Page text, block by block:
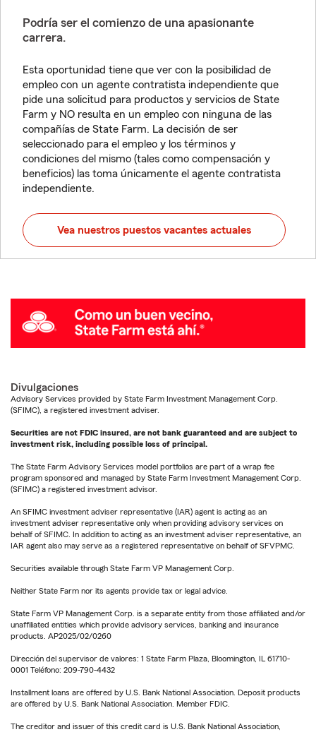
Podría ser el comienzo de una apasionante
carrera.
Esta oportunidad tiene que ver con la posibilidad de
empleo con un agente contratista independiente que
pide una solicitud para productos y servicios de State
Farm y NO resulta en un empleo con ninguna de las
compañías de State Farm. La decisión de ser
seleccionado para el empleo y los términos y
condiciones del mismo (tales como compensación y
beneficios) las toma únicamente el agente contratista
independiente.
Vea nuestros puestos vacantes actuales
Divulgaciones
Advisory Services provided by State Farm Investment Management Corp.
(SFIMC), a registered investment adviser.
Securities are not FDIC insured, are not bank guaranteed and are subject to
investment risk, including possible loss of principal.
The State Farm Advisory Services model portfolios are part of a wrap fee
program sponsored and managed by State Farm Investment Management Corp.
(SFIMC) a registered investment advisor.
An SFIMC investment adviser representative (IAR) agent is acting as an
investment adviser representative only when providing advisory services on
behalf of SFIMC. In addition to acting as an investment adviser representative, an
IAR agent also may serve as a registered representative on behalf of SFVPMC.
Securities available through State Farm VP Management Corp.
Neither State Farm nor its agents provide tax or legal advice.
State Farm VP Management Corp. is a separate entity from those affiliated and/or
unaffiliated entities which provide advisory services, banking and insurance
products. AP2025/02/0260
Dirección del supervisor de valores: 1 State Farm Plaza, Bloomington, IL 61710-
0001 Teléfono: 209-790-4432
Installment loans are offered by U.S. Bank National Association. Deposit products
are offered by U.S. Bank National Association. Member FDIC.
The creditor and issuer of this credit card is U.S. Bank National Association,